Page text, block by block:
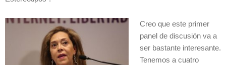
Creo que este primer
panel de discusión va a
ser bastante interesante.
Tenemos a cuatro